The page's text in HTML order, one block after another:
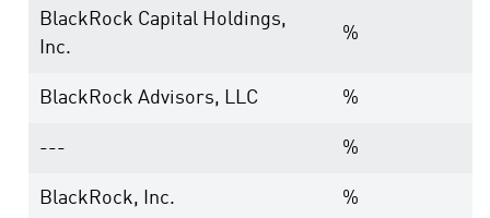
BlackRock Capital Holdings,
Inc.
%
BlackRock Advisors, LLC %
--- %
BlackRock, Inc. %